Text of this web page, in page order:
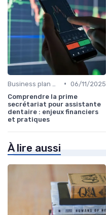
• 06/11/2025
Comprendre la prime
secrétariat pour assistante
dentaire : enjeux financiers
et pratiques
À lire aussi